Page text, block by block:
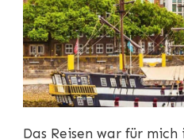
Das Reisen war für mich